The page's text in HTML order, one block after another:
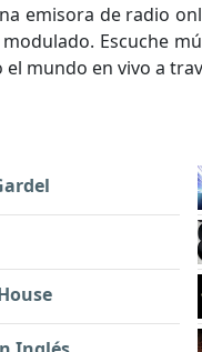
emisora de radio
Escuche
mundo en vivo a